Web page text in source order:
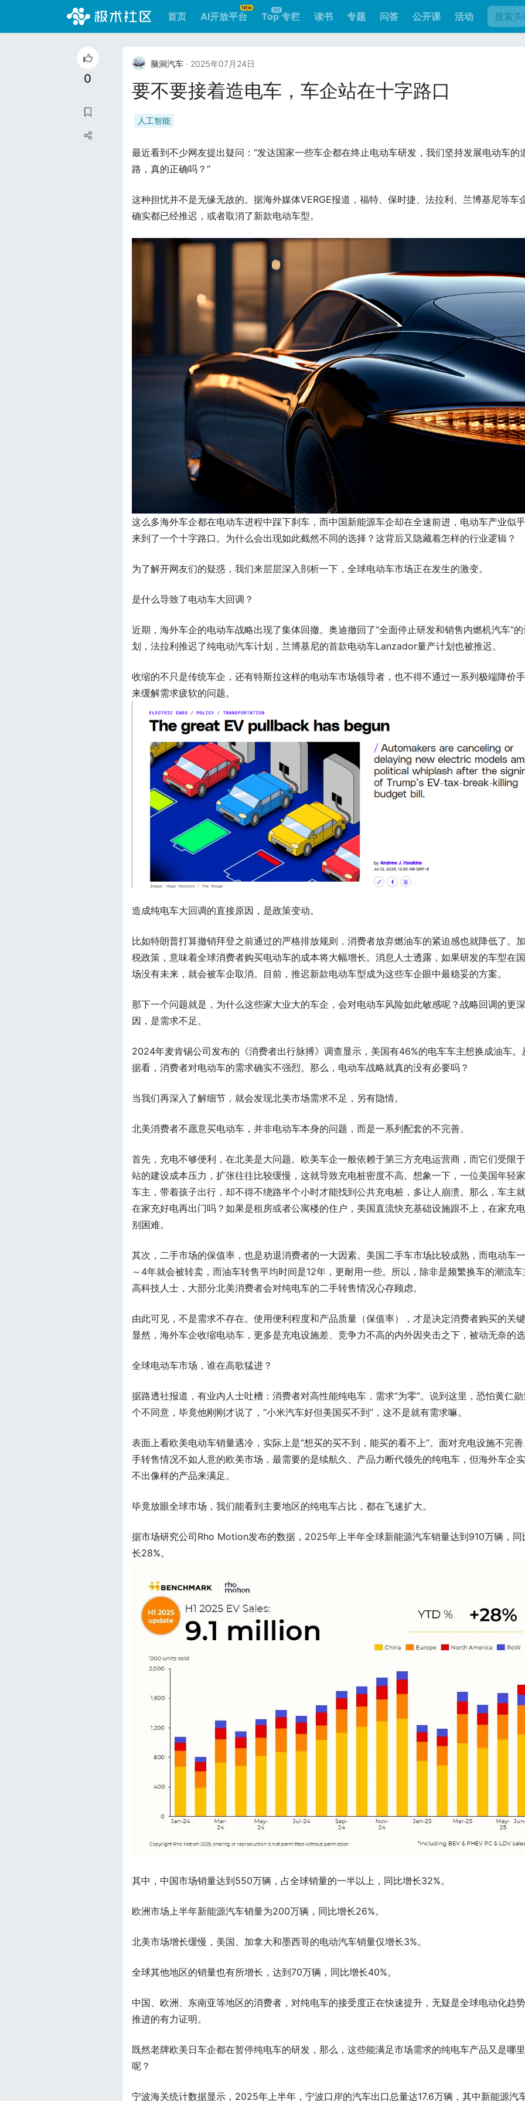
首页 AI开放平台 Top 专栏 读书 专题 问答 公开课 活动
0
脑洞汽车 · 2025年07月24日
要不要接着造电车，车企站在十字路口
人工智能
最近看到不少网友提出疑问：“发达国家一些车企都在终止电动车研发，我们坚持发展电动车的
路，真的正确吗？”
这种担忧并不是无缘无故的。据海外媒体VERGE报道，福特、保时捷、法拉利、兰博基尼等车
确实都已经推迟，或者取消了新款电动车型。
这么多海外车企都在电动车进程中踩下刹车，而中国新能源车企却在全速前进，电动车产业似
来到了一个十字路口。为什么会出现如此截然不同的选择？这背后又隐藏着怎样的行业逻辑？
为了解开网友们的疑惑，我们来层层深入剖析一下，全球电动车市场正在发生的激变。
是什么导致了电动车大回调？
近期，海外车企的电动车战略出现了集体回撤。奥迪撤回了“全面停止研发和销售内燃机汽车”
划，法拉利推迟了纯电动汽车计划，兰博基尼的首款电动车Lanzador量产计划也被推迟。
收缩的不只是传统车企，还有特斯拉这样的电动车市场领导者，也不得不通过一系列极端降价手
来缓解需求疲软的问题。
造成纯电车大回调的直接原因，是政策变动。
比如特朗普打算撤销拜登之前通过的严格排放规则，消费者放弃燃油车的紧迫感也就降低了。
税政策，意味着全球消费者购买电动车的成本将大幅增长。消息人士透露，如果研发的车型在
场没有未来，就会被车企取消。目前，推迟新款电动车型成为这些车企眼中最稳妥的方案。
那下一个问题就是，为什么这些家大业大的车企，会对电动车风险如此敏感呢？战略回调的更
因，是需求不足。
2024年麦肯锡公司发布的《消费者出行脉搏》调查显示，美国有46%的电车车主想换成油车。
据看，消费者对电动车的需求确实不强烈。那么，电动车战略就真的没有必要吗？
当我们再深入了解细节，就会发现北美市场需求不足，另有隐情。
北美消费者不愿意买电动车，并非电动车本身的问题，而是一系列配套的不完善。
首先，充电不够便利，在北美是大问题。欧美车企一般依赖于第三方充电运营商，而它们受限
站的建设成本压力，扩张往往比较缓慢，这就导致充电桩密度不高。想象一下，一位美国年轻
车主，带着孩子出行，却不得不绕路半个小时才能找到公共充电桩，多让人崩溃。那么，车主
在家充好电再出门吗？如果是租房或者公寓楼的住户，美国直流快充基础设施跟不上，在家充
别困难。
其次，二手市场的保值率，也是劝退消费者的一大因素。美国二手车市场比较成熟，而电动车
～4年就会被转卖，而油车转售平均时间是12年，更耐用一些。所以，除非是频繁换车的潮流车
高科技人士，大部分北美消费者会对纯电车的二手转售情况心存顾虑。
由此可见，不是需求不存在。使用便利程度和产品质量（保值率），才是决定消费者购买的关
显然，海外车企收缩电动车，更多是充电设施差、竞争力不高的内外因夹击之下，被动无奈的选
全球电动车市场，谁在高歌猛进？
据路透社报道，有业内人士吐槽：消费者对高性能纯电车，需求“为零”。说到这里，恐怕黄仁
个不同意，毕竟他刚刚才说了，“小米汽车好但美国买不到”，这不是就有需求嘛。
表面上看欧美电动车销量遇冷，实际上是“想买的买不到，能买的看不上”。面对充电设施不完
手转售情况不如人意的欧美市场，最需要的是续航久、产品力断代领先的纯电车，但海外车企
不出像样的产品来满足。
毕竟放眼全球市场，我们能看到主要地区的纯电车占比，都在飞速扩大。
据市场研究公司Rho Motion发布的数据，2025年上半年全球新能源汽车销量达到910万辆，同
长28%。
其中，中国市场销量达到550万辆，占全球销量的一半以上，同比增长32%。
欧洲市场上半年新能源汽车销量为200万辆，同比增长26%。
北美市场增长缓慢，美国、加拿大和墨西哥的电动汽车销量仅增长3%。
全球其他地区的销量也有所增长，达到70万辆，同比增长40%。
中国、欧洲、东南亚等地区的消费者，对纯电车的接受度正在快速提升，无疑是全球电动化趋
推进的有力证明。
既然老牌欧美日车企都在暂停纯电车的研发，那么，这些能满足市场需求的纯电车产品又是哪
呢？
宁波海关统计数据显示，2025年上半年，宁波口岸的汽车出口总量达17.6万辆，其中新能源汽